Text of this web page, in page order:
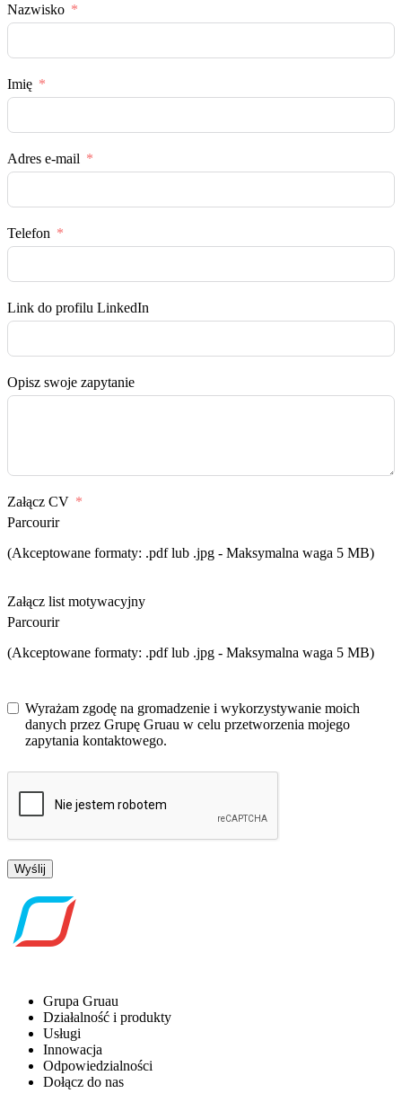
Nazwisko
Imię
Adres e-mail
Telefon
Link do profilu LinkedIn
Opisz swoje zapytanie
Załącz CV
Parcourir
(Akceptowane formaty: .pdf lub .jpg - Maksymalna waga 5 MB)
Załącz list motywacyjny
Parcourir
(Akceptowane formaty: .pdf lub .jpg - Maksymalna waga 5 MB)
Wyrażam zgodę na gromadzenie i wykorzystywanie moich
danych przez Grupę Gruau w celu przetworzenia mojego
zapytania kontaktowego.
Wyślij
Grupa Gruau
Działalność i produkty
Usługi
Innowacja
Odpowiedzialności
Dołącz do nas